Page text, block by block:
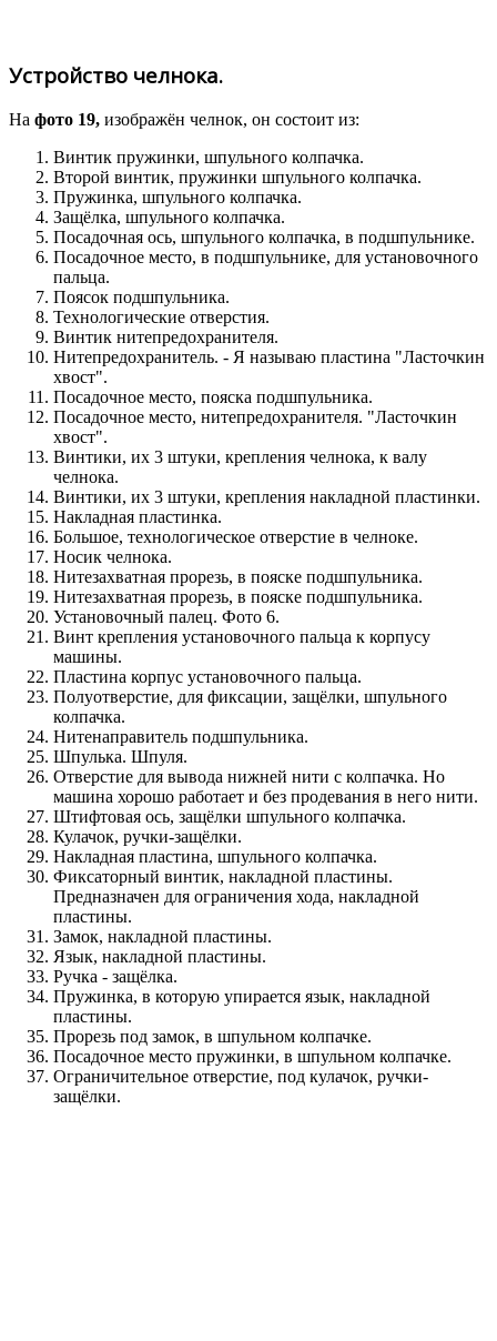
Устройство челнока.
На фото 19, изображён челнок, он состоит из:
Винтик пружинки, шпульного колпачка.
Второй винтик, пружинки шпульного колпачка.
Пружинка, шпульного колпачка.
Защёлка, шпульного колпачка.
Посадочная ось, шпульного колпачка, в подшпульнике.
Посадочное место, в подшпульнике, для установочного
пальца.
Поясок подшпульника.
Технологические отверстия.
Винтик нитепредохранителя.
Нитепредохранитель. - Я называю пластина "Ласточкин
хвост".
Посадочное место, пояска подшпульника.
Посадочное место, нитепредохранителя. "Ласточкин
хвост".
Винтики, их 3 штуки, крепления челнока, к валу
челнока.
Винтики, их 3 штуки, крепления накладной пластинки.
Накладная пластинка.
Большое, технологическое отверстие в челноке.
Носик челнока.
Нитезахватная прорезь, в пояске подшпульника.
Нитезахватная прорезь, в пояске подшпульника.
Установочный палец. Фото 6.
Винт крепления установочного пальца к корпусу
машины.
Пластина корпус установочного пальца.
Полуотверстие, для фиксации, защёлки, шпульного
колпачка.
Нитенаправитель подшпульника.
Шпулька. Шпуля.
Отверстие для вывода нижней нити с колпачка. Но
машина хорошо работает и без продевания в него нити.
Штифтовая ось, защёлки шпульного колпачка.
Кулачок, ручки-защёлки.
Накладная пластина, шпульного колпачка.
Фиксаторный винтик, накладной пластины.
Предназначен для ограничения хода, накладной
пластины.
Замок, накладной пластины.
Язык, накладной пластины.
Ручка - защёлка.
Пружинка, в которую упирается язык, накладной
пластины.
Прорезь под замок, в шпульном колпачке.
Посадочное место пружинки, в шпульном колпачке.
Ограничительное отверстие, под кулачок, ручки-
защёлки.